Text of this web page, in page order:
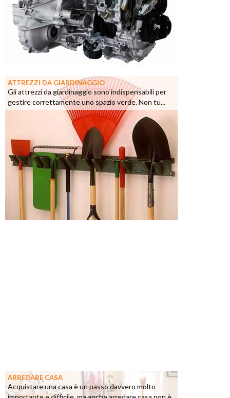
ATTREZZI DA GIARDINAGGIO
Gli attrezzi da giardinaggio sono indispensabili per
gestire correttamente uno spazio verde. Non tu...
ARREDARE CASA
Acquistare una casa è un passo davvero molto